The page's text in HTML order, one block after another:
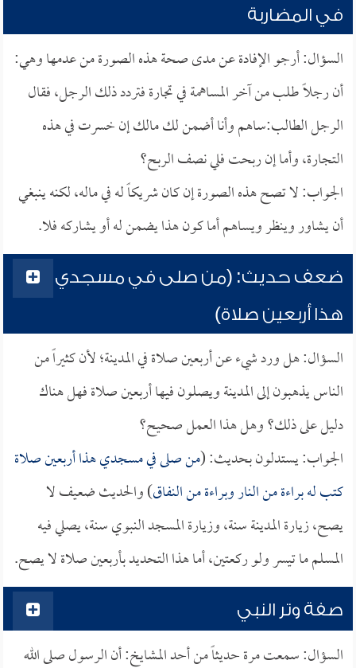
في المضاربة
السؤال: أرجو الإفادة عن مدى صحة هذه الصورة من عدمها وهي:
أن رجلاً طلب من آخر المساهمة في تجارة فتردد ذلك الرجل، فقال
الرجل الطالب:ساهم وأنا أضمن لك مالك إن خسرت في هذه
التجارة، وأما إن ربحت فلي نصف الربح؟
الجواب: لا تصح هذه الصورة إن كان شريكاً له في ماله، لكنه ينبغي
أن يشاور وينظر ويساهم أما كون هذا يضمن له أو يشاركه فلا.
ضعف حديث: (من صلى في مسجدي
هذا أربعين صلاة)
السؤال: هل ورد شيء عن أربعين صلاة في المدينة؛ لأن كثيراً من
الناس يذهبون إلى المدينة ويصلون فيها أربعين صلاة فهل هناك
دليل على ذلك؟ وهل هذا العمل صحيح؟
الجواب: يستدلون بحديث: (من صلى في مسجدي هذا أربعين صلاة
كتب له براءة من النار وبراءة من النفاق) والحديث ضعيف لا
يصح، زيارة المدينة سنة، وزيارة المسجد النبوي سنة، يصلي فيه
المسلم ما تيسر ولو ركعتين، أما هذا التحديد بأربعين صلاة لا يصح.
صفة وتر النبي
السؤال: سمعت مرة حديثاً من أحد المشايخ: أن الرسول صلى الله